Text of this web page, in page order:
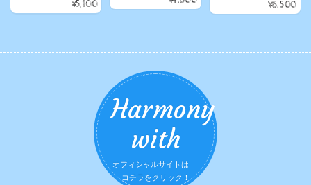
¥5,100 ¥6,500
Harmony
with
オフィシャルサイトは
コチラをクリック！